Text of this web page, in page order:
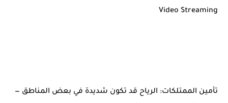
Video Streaming
تأمين الممتلكات: الرياح قد تكون شديدة في بعض المناطق —